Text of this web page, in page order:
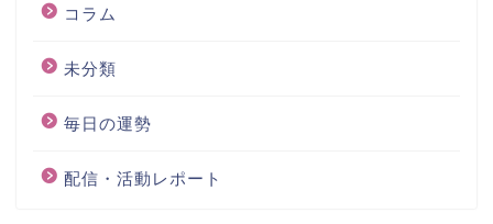
コラム
未分類
毎日の運勢
配信・活動レポート